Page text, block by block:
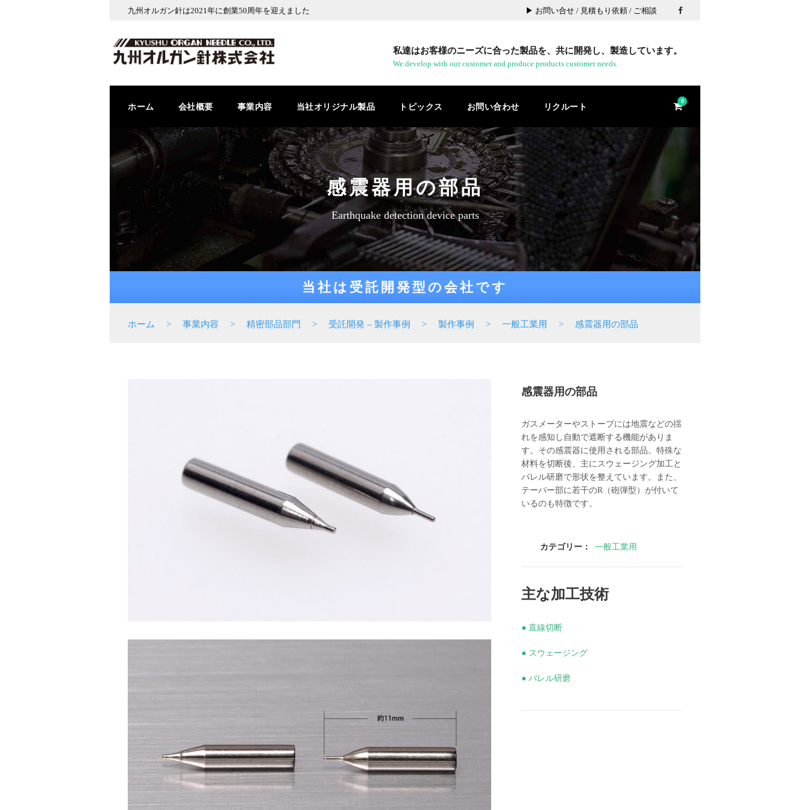
九州オルガン針は2021年に創業50周年を迎えました ▶︎ お問い合せ / 見積もり依頼 / ご相談
私達はお客様のニーズに合った製品を、共に開発し、製造しています。
We develop with our customer and produce products customer needs.
ホーム 会社概要 事業内容 当社オリジナル製品 トピックス お問い合わせ リクルート
0
感震器用の部品
Earthquake detection device parts
当社は受託開発型の会社です
ホーム > 事業内容 > 精密部品部門 > 受託開発 – 製作事例 > 製作事例 > 一般工業用 > 感震器用の部品
感震器用の部品
ガスメーターやストーブには地震などの揺
れを感知し自動で遮断する機能がありま
す。その感震器に使用される部品。特殊な
材料を切断後、主にスウェージング加工と
バレル研磨で形状を整えています。また、
テーパー部に若干のR（砲弾型）が付いて
いるのも特徴です。
カテゴリー： 一般工業用
主な加工技術
● 直線切断
● スウェージング
● バレル研磨